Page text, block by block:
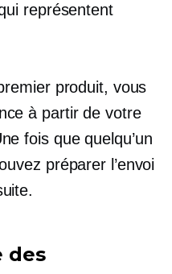
représentent
produit, vous
à partir de votre
fois que quelqu’un
préparer l’envoi
des